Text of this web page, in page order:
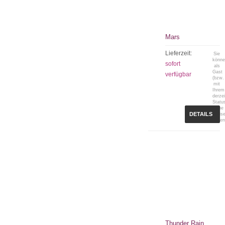
Mars
Lieferzeit:
sofort
verfügbar
Sie
als
Gast
(bzw.
mit
Ihrem
keine
DETAILS
Thunder Rain